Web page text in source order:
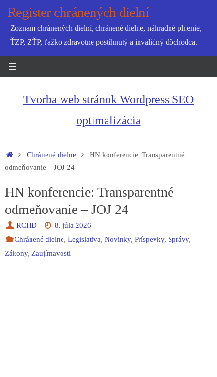
SkipRegister chránených dielní
Zoznam chránených dielní, chránené dielne, náhradné plnenie,
ŤZP, ZŤP, ťažko zdravotne postihnutý a invalidný dôchodca.
Tvorba web stránok Wordpress SEO
optimalizácia
HomeChránené dielne
HN konferencie: Transparentné
odmeňovanie – JOJ 24
HN konferencie: Transparentné
odmeňovanie – JOJ 24
RCHD
8. júla 2026
Chránené dielne,Legislatíva,Novinky,Príspevky, Správy,
Zákony, Zaujímavosti